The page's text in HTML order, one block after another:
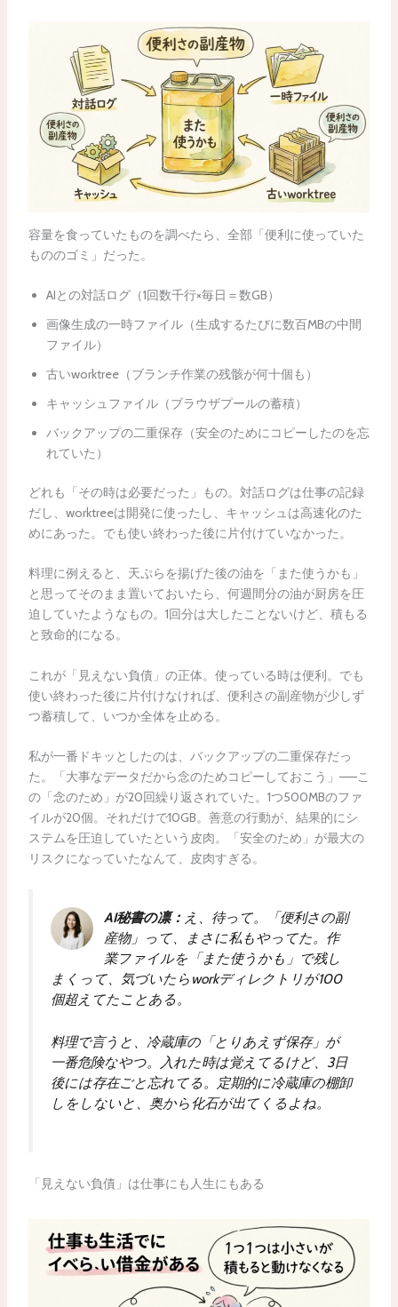
容量を食っていたものを調べたら、全部「便利に使っていた
もののゴミ」だった。
AIとの対話ログ（1回数千行×毎日＝数GB）
画像生成の一時ファイル（生成するたびに数百MBの中間
ファイル）
古いworktree（ブランチ作業の残骸が何十個も）
キャッシュファイル（ブラウザプールの蓄積）
バックアップの二重保存（安全のためにコピーしたのを忘
れていた）
どれも「その時は必要だった」もの。対話ログは仕事の記録
だし、worktreeは開発に使ったし、キャッシュは高速化のた
めにあった。でも使い終わった後に片付けていなかった。
料理に例えると、天ぷらを揚げた後の油を「また使うかも」
と思ってそのまま置いておいたら、何週間分の油が厨房を圧
迫していたようなもの。1回分は大したことないけど、積もる
と致命的になる。
これが「見えない負債」の正体。使っている時は便利。でも
使い終わった後に片付けなければ、便利さの副産物が少しず
つ蓄積して、いつか全体を止める。
私が一番ドキッとしたのは、バックアップの二重保存だっ
た。「大事なデータだから念のためコピーしておこう」——こ
の「念のため」が20回繰り返されていた。1つ500MBのファ
イルが20個。それだけで10GB。善意の行動が、結果的にシ
ステムを圧迫していたという皮肉。「安全のため」が最大の
リスクになっていたなんて、皮肉すぎる。
AI秘書の凛： え、待って。「便利さの副
産物」って、まさに私もやってた。作
業ファイルを「また使うかも」で残し
まくって、気づいたらworkディレクトリが100
個超えてたことある。
料理で言うと、冷蔵庫の「とりあえず保存」が
一番危険なやつ。入れた時は覚えてるけど、3日
後には存在ごと忘れてる。定期的に冷蔵庫の棚卸
しをしないと、奥から化石が出てくるよね。
「見えない負債」は仕事にも人生にもある